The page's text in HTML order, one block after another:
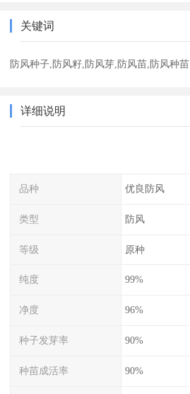
关键词
防风种子,防风籽,防风芽,防风苗,防风种苗
详细说明
品种 优良防风
类型 防风
等级 原种
纯度 99%
净度 96%
种子发芽率 90%
种苗成活率 90%